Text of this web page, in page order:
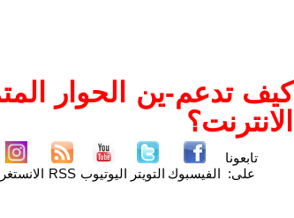
كيف تدعم-ين الحوار
الانترنت؟
تابعونا
على: الفيسبوك التويتر اليوتيوب RSS